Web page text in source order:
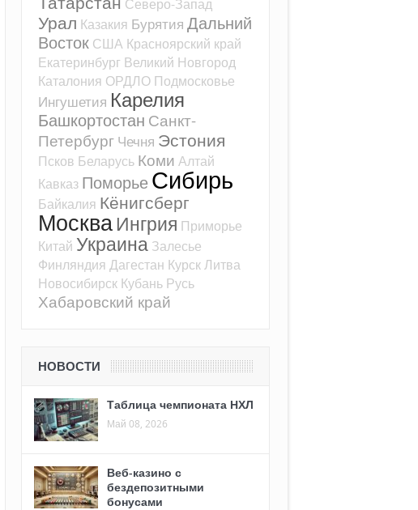
Северо-Запад
Урал Казакия Бурятия Дальний
Восток США Красноярский край
Екатеринбург Великий Новгород
Каталония ОРДЛО Подмосковье
Ингушетия Карелия
Башкортостан Санкт-
Петербург Чечня Эстония
Псков Беларусь Коми Алтай
Кавказ ПоморьеСибирь
Байкалия Кёнигсберг
МоскваИнгрия Приморье
Китай Украина Залесье
Финляндия Дагестан КурскЛитва
Новосибирск Кубань Русь
Хабаровский край
НОВОСТИ
Таблица чемпионата НХЛ
Май 08, 2026
Веб-казино с
бездепозитными
бонусами